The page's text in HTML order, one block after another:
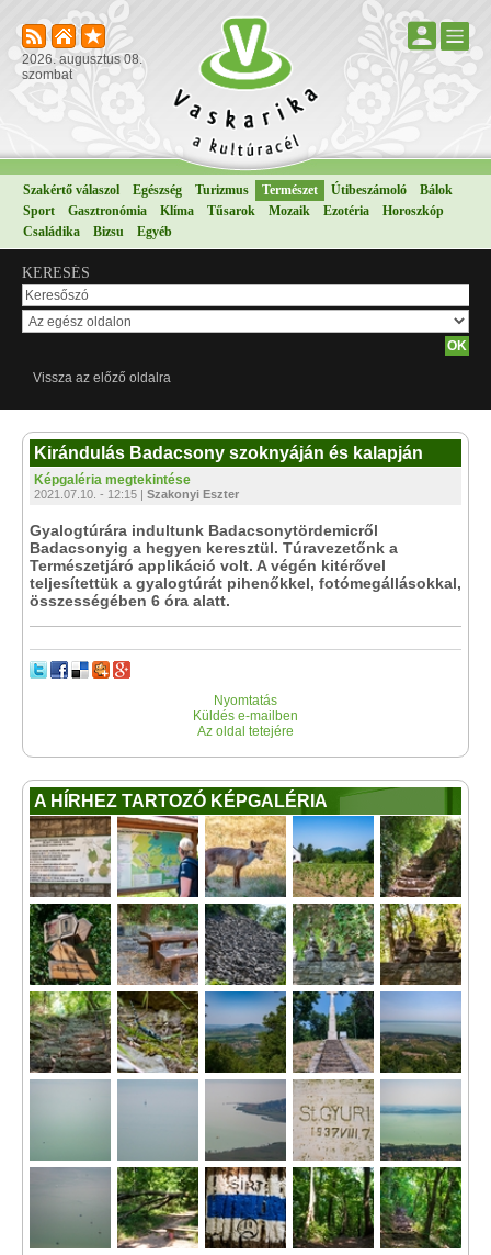
2026. augusztus 08.
szombat
Szakértő válaszol Egészség Turizmus Természet Útibeszámoló
Bálok
Sport
Gasztronómia Klíma Tűsarok Mozaik Ezotéria
Horoszkóp
Családika
Bizsu Egyéb
KERESÉS
Vissza az előző oldalra
Kirándulás Badacsony szoknyáján és kalapján
Képgaléria megtekintése
2021.07.10. - 12:15 | Szakonyi Eszter
Gyalogtúrára indultunk Badacsonytördemicről
Badacsonyig a hegyen keresztül. Túravezetőnk a
Természetjáró applikáció volt. A végén kitérővel
teljesítettük a gyalogtúrát pihenőkkel, fotómegállásokkal,
összességében 6 óra alatt.
Nyomtatás
Küldés e-mailben
Az oldal tetejére
A HÍRHEZ TARTOZÓ KÉPGALÉRIA